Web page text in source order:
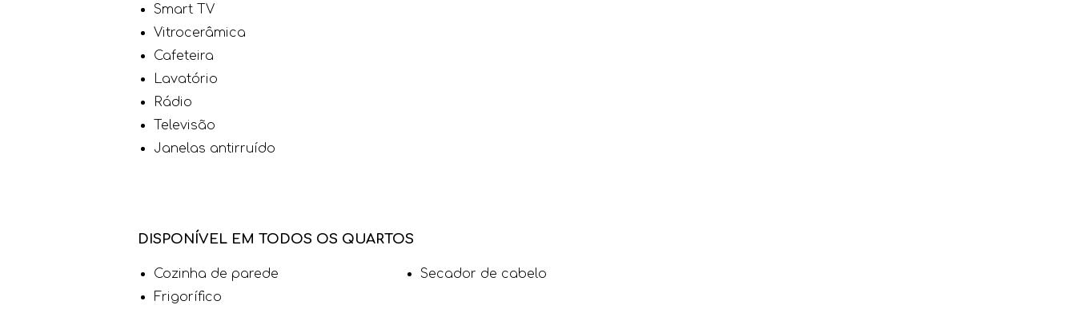
Smart TV
Vitrocerâmica
Cafeteira
Lavatório
Rádio
Televisão
Janelas antirruído
DISPONÍVEL EM TODOS OS QUARTOS
Cozinha de parede
Frigorífico
Secador de cabelo